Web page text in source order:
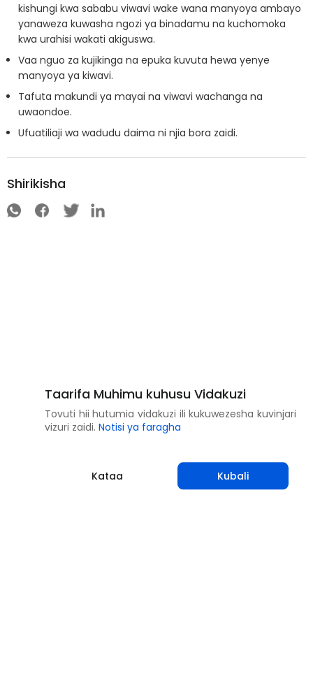
kishungi kwa sababu viwavi wake wana manyoya ambayo
yanaweza kuwasha ngozi ya binadamu na kuchomoka
kwa urahisi wakati akiguswa.
Vaa nguo za kujikinga na epuka kuvuta hewa yenye
manyoya ya kiwavi.
Tafuta makundi ya mayai na viwavi wachanga na
uwaondoe.
Ufuatiliaji wa wadudu daima ni njia bora zaidi.
Shirikisha
Taarifa Muhimu kuhusu Vidakuzi
Tovuti hii hutumia vidakuzi ili kukuwezesha kuvinjari
vizuri zaidi. Notisi ya faragha
Kataa Kubali